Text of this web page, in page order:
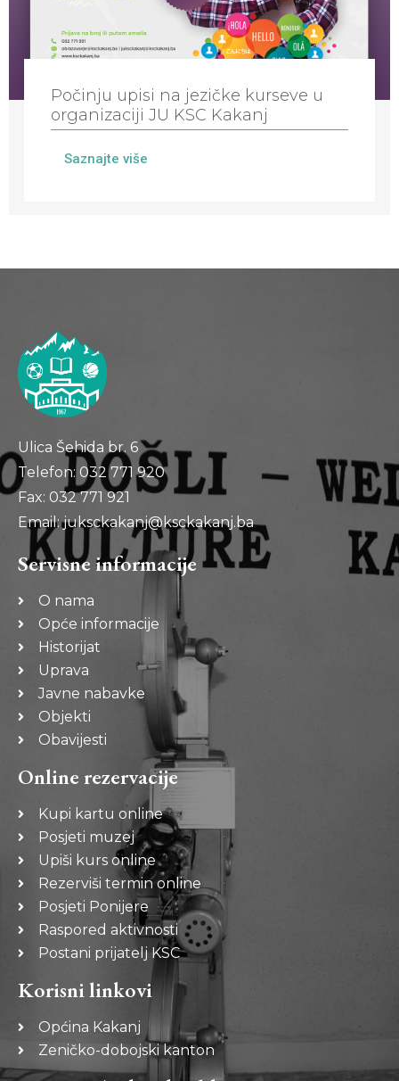
Počinju upisi na jezičke kurseve u
organizaciji JU KSC Kakanj
Saznajte više
Ulica Šehida br. 6
Telefon: 032 771 920
Fax: 032 771 921
Email: juksckakanj@ksckakanj.ba
Servisne informacije
O nama
Opće informacije
Historijat
Uprava
Javne nabavke
Objekti
Obavijesti
Online rezervacije
Kupi kartu online
Posjeti muzej
Upiši kurs online
Rezerviši termin online
Posjeti Ponijere
Raspored aktivnosti
Postani prijatelj KSC
Korisni linkovi
Općina Kakanj
Zeničko-dobojski kanton